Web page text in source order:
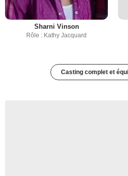
Sharni Vinson
Rôle : Kathy Jacquard
Casting complet et